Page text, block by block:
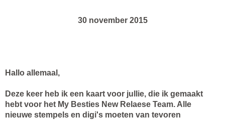
30 november 2015
Hallo allemaal,
Deze keer heb ik een kaart voor jullie, die ik gemaakt
hebt voor het My Besties New Relaese Team. Alle
nieuwe stempels en digi's moeten van tevoren